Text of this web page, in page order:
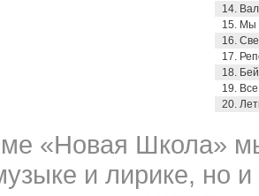
14.
15. Мы
16.
17.
18.
19.
20.
«Новая Школа»
и лирике, но